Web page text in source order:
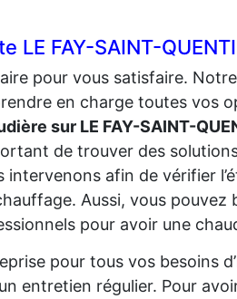
FAY-SAINT-
pour vous satisfaire.
en charge toutes vos
sur LE FAY-SAINT-
de trouver des
afin de vérifier
Aussi, vous pouvez
pour avoir une
pour tous vos besoins d’
entretien régulier. Pour